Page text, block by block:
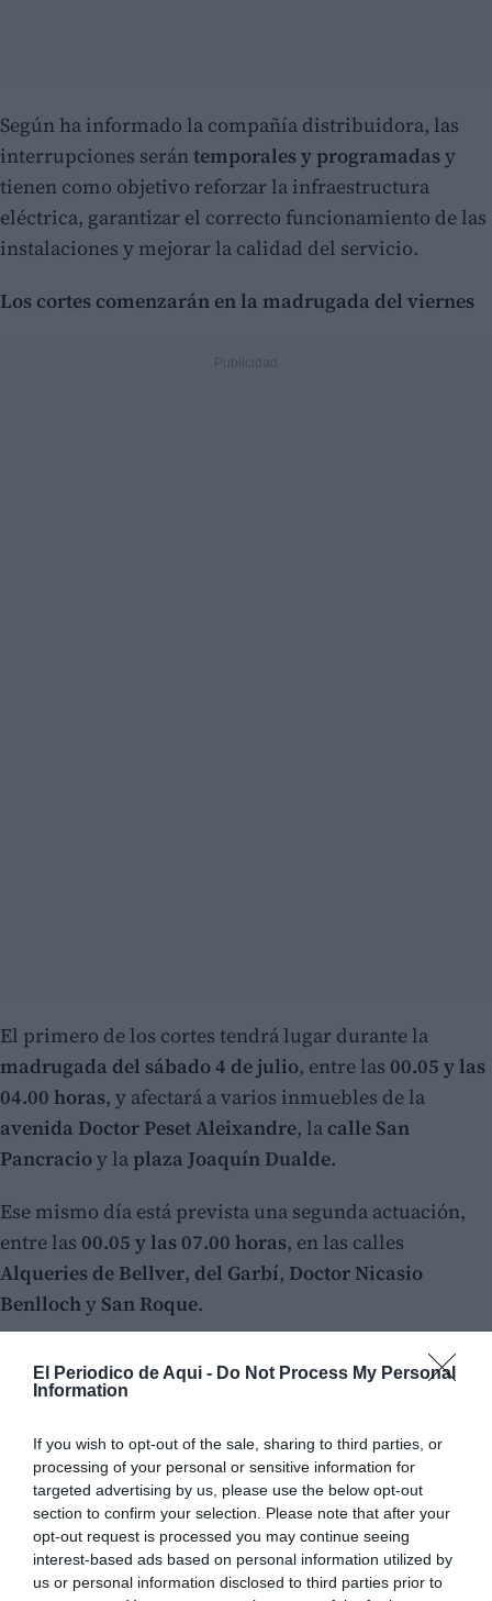
El Periodico de Aqui - Do Not Process My Personal
Information
If you wish to opt-out of the sale, sharing to third parties, or
processing of your personal or sensitive information for
targeted advertising by us, please use the below opt-out
section to confirm your selection. Please note that after your
opt-out request is processed you may continue seeing
interest-based ads based on personal information utilized by
us or personal information disclosed to third parties prior to
Según ha informado la compañía distribuidora, las
interrupciones serántemporales y programadasy
tienen como objetivo reforzar la infraestructura
eléctrica, garantizar el correcto funcionamiento de las
instalaciones y mejorar la calidad del servicio.
Los cortes comenzarán en la madrugada del viernes
El primero de los cortes tendrá lugar durante la
madrugada del sábado 4 de julio, entre las 00.05 y las
04.00 horas, y afectará a varios inmuebles de la
avenida Doctor Peset Aleixandre, la calle San
Pancracioy laplaza Joaquín Dualde.
Ese mismo día está prevista una segunda actuación,
entre las 00.05 y las 07.00 horas, en las calles
Alqueries de Bellver, del Garbí, Doctor Nicasio
Benllochy San Roque.